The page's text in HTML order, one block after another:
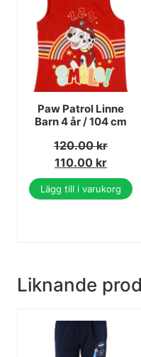
Paw Patrol Linne
Barn 4 år / 104 cm
120.00kr
110.00 kr
Lägg till i varukorg
Liknande